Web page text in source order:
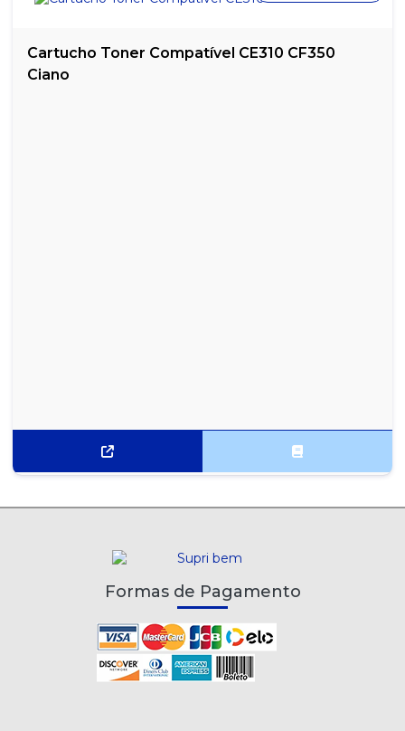
Cartucho Toner Compatível CE310 CF350
Ciano
Formas de Pagamento